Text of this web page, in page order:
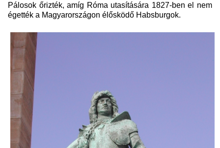
Pálosok őrizték, amíg Róma utasítására 1827-ben el nem
égették a Magyarországon élősködő Habsburgok.